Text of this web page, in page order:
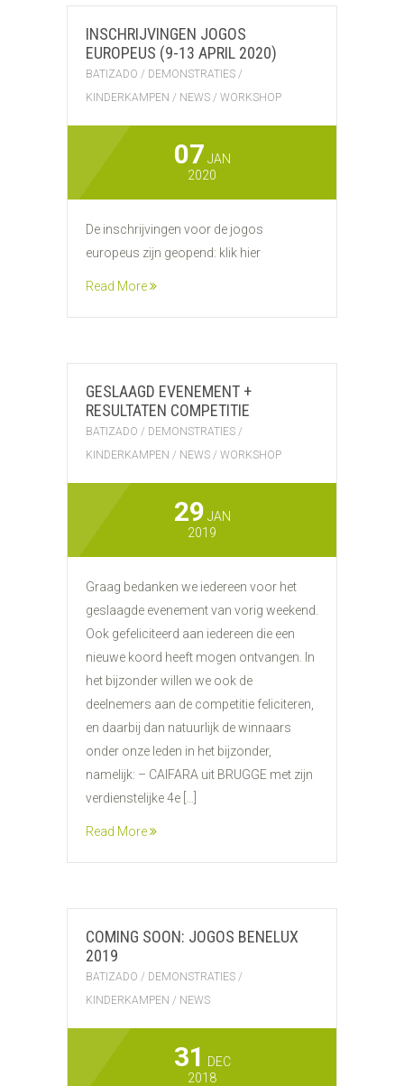
INSCHRIJVINGEN JOGOS
EUROPEUS (9-13 APRIL 2020)
BATIZADO / DEMONSTRATIES /
KINDERKAMPEN / NEWS / WORKSHOP
07 JAN
2020
De inschrijvingen voor de jogos
europeus zijn geopend: klik hier
Read More
GESLAAGD EVENEMENT +
RESULTATEN COMPETITIE
BATIZADO / DEMONSTRATIES /
KINDERKAMPEN / NEWS / WORKSHOP
29 JAN
2019
Graag bedanken we iedereen voor het
geslaagde evenement van vorig weekend.
Ook gefeliciteerd aan iedereen die een
nieuwe koord heeft mogen ontvangen. In
het bijzonder willen we ook de
deelnemers aan de competitie feliciteren,
en daarbij dan natuurlijk de winnaars
onder onze leden in het bijzonder,
namelijk: – CAIFARA uit BRUGGE met zijn
verdienstelijke 4e […]
Read More
COMING SOON: JOGOS BENELUX
2019
BATIZADO / DEMONSTRATIES /
KINDERKAMPEN / NEWS
31 DEC
2018